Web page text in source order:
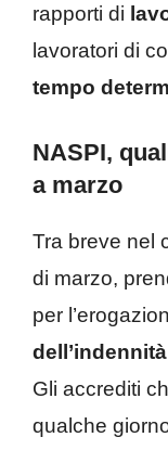
rapporti di
lavoratori di
tempo
NASPI,
a marzo
Tra breve nel
di marzo,
per
Gli accrediti
qualche